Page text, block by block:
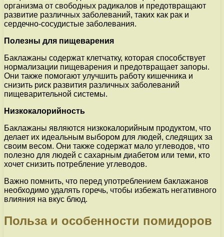
организма от свободных радикалов и предотвращают
развитие различных заболеваний, таких как рак и
сердечно-сосудистые заболевания.
Полезны для пищеварения
Баклажаны содержат клетчатку, которая способствует
нормализации пищеварения и предотвращает запоры.
Они также помогают улучшить работу кишечника и
снизить риск развития различных заболеваний
пищеварительной системы.
Низкокалорийность
Баклажаны являются низкокалорийным продуктом, что
делает их идеальным выбором для людей, следящих за
своим весом. Они также содержат мало углеводов, что
полезно для людей с сахарным диабетом или теми, кто
хочет снизить потребление углеводов.
Важно помнить, что перед употреблением баклажанов
необходимо удалять горечь, чтобы избежать негативного
влияния на вкус блюд.
Польза и особенности помидоров